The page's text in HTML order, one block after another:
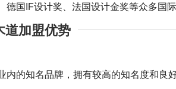
德国IF设计奖、法国设计金奖等众多国际
道加盟优势
内的知名品牌，拥有较高的知名度和良